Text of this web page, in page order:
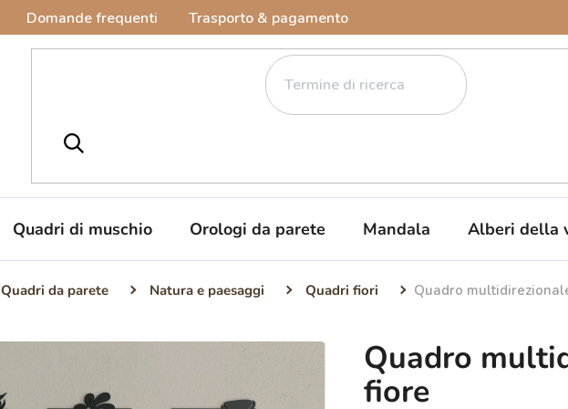
Domande frequenti Trasporto & pagamento
Quadri di muschio Orologi da parete Mandala Alberi della
Quadri da parete Natura e paesaggi Quadri fiori Quadro
Quadro
fiore